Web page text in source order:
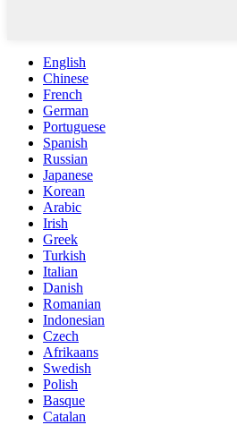
English
Chinese
French
German
Portuguese
Spanish
Russian
Japanese
Korean
Arabic
Irish
Greek
Turkish
Italian
Danish
Romanian
Indonesian
Czech
Afrikaans
Swedish
Polish
Basque
Catalan